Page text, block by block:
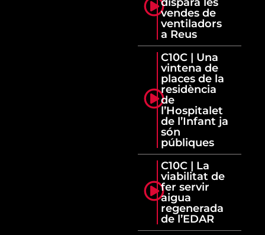
vendes de
ventiladors
a Reus
C10C | Una
vintena de
places de la
residència
de
l’Hospitalet
de l’Infant ja
són
públiques
C10C | La
viabilitat de
fer servir
aigua
regenerada
de l’EDAR